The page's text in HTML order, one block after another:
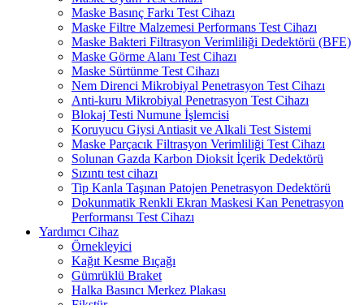
Maske Basınç Farkı Test Cihazı
Maske Filtre Malzemesi Performans Test Cihazı
Maske Bakteri Filtrasyon Verimliliği Dedektörü (BFE)
Maske Görme Alanı Test Cihazı
Maske Sürtünme Test Cihazı
Nem Direnci Mikrobiyal Penetrasyon Test Cihazı
Anti-kuru Mikrobiyal Penetrasyon Test Cihazı
Blokaj Testi Numune İşlemcisi
Koruyucu Giysi Antiasit ve Alkali Test Sistemi
Maske Parçacık Filtrasyon Verimliliği Test Cihazı
Solunan Gazda Karbon Dioksit İçerik Dedektörü
Sızıntı test cihazı
Tip Kanla Taşınan Patojen Penetrasyon Dedektörü
Dokunmatik Renkli Ekran Maskesi Kan Penetrasyon
Performansı Test Cihazı
Yardımcı Cihaz
Örnekleyici
Kağıt Kesme Bıçağı
Gümrüklü Braket
Halka Basıncı Merkez Plakası